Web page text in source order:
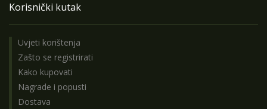
Korisnički kutak
Uvjeti korištenja
Zašto se registrirati
Kako kupovati
Nagrade i popusti
Dostava